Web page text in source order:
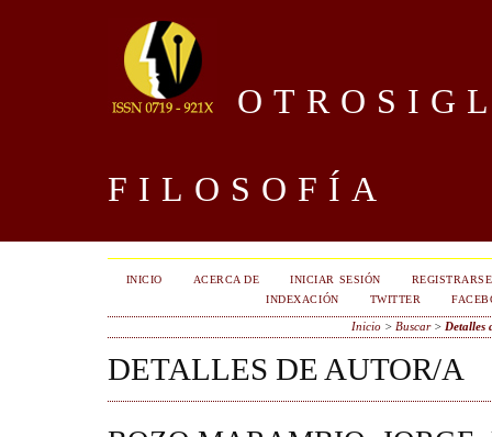
FILOSOFÍA
INICIO ACERCA DE INICIAR SESIÓN
REGISTRARSE
INDEXACIÓN
TWITTER
Inicio > Buscar> Detalles
DETALLES DE AUTOR/A